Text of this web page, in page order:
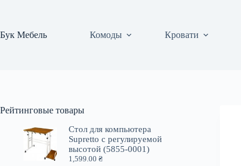
Бук Мебель
Комоды Кровати
Рейтинговые товары
Стол для компьютера
Supretto с регулируемой
высотой (5855-0001)
1,599.00₴